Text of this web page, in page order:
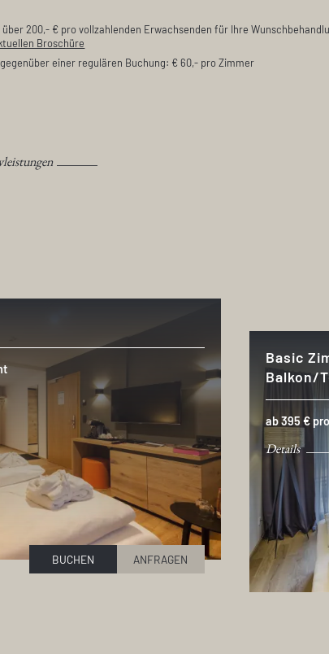
über 200,- € pro vollzahlenden Erwachsenden für Ihre
Broschüre
einer regulären Buchung: € 60,- pro Zimmer
BUCHEN ANFRAGEN
Basic
Balkon/
ab 395 €
Details